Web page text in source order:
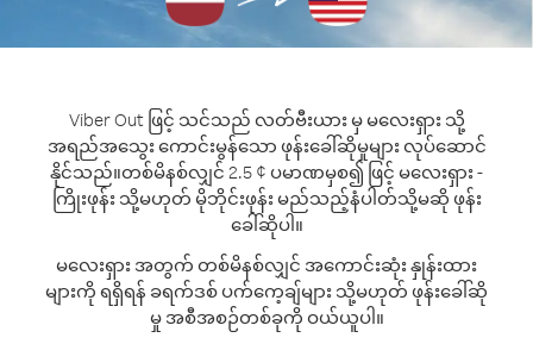
Viber Out ဖြင့် သင်သည် လတ်ဗီးယား မှ မလေးရှား သို့
အရည်အသွေး ကောင်းမွန်သော ဖုန်းခေါ်ဆိုမှုများ လုပ်ဆောင်
နိုင်သည်။တစ်မိနစ်လျှင် 2.5 ¢ ပမာဏမှစ၍ ဖြင့် မလေးရှား -
ကြိုးဖုန်း သို့မဟုတ် မိုဘိုင်းဖုန်း မည်သည့်နံပါတ်သို့မဆို ဖုန်း
ခေါ်ဆိုပါ။
မလေးရှား အတွက် တစ်မိနစ်လျှင် အကောင်းဆုံး နှုန်းထား
များကို ရရှိရန် ခရက်ဒစ် ပက်ကေ့ချ်များ သို့မဟုတ် ဖုန်းခေါ်ဆို
မှု အစီအစဉ်တစ်ခုကို ဝယ်ယူပါ။